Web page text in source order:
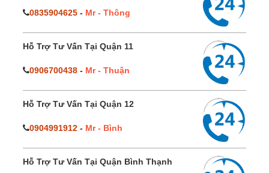
0835904625 - Mr - Thông
Hỗ Trợ Tư Vấn Tại Quận 11
0906700438 - Mr - Thuận
Hỗ Trợ Tư Vấn Tại Quận 12
0904991912 - Mr - Bình
Hỗ Trợ Tư Vấn Tại Quận Bình Thạnh